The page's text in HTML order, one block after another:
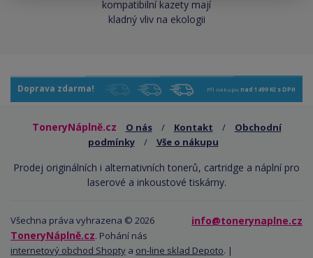
kompatibilní kazety mají
kladný vliv na ekologii
Doprava zdarma! Při nákupu nad 1499 Kč s DPH
ToneryNáplně.cz O nás / Kontakt /
Obchodní
podmínky
/ Vše o nákupu
Prodej originálních i alternativních tonerů, cartridge a náplní pro
laserové a inkoustové tiskárny.
info@tonerynaplne.cz
Všechna práva vyhrazena © 2026
ToneryNáplně.cz. Pohání nás
internetový obchod Shopty a on-line sklad Depoto. |